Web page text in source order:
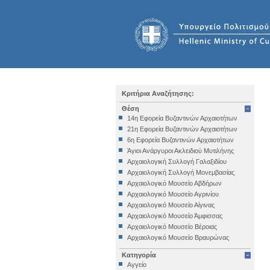
Κριτήρια Αναζήτησης:
Θέση
14η Εφορεία Βυζαντινών Αρχαιοτήτων
21η Εφορεία Βυζαντινών Αρχαιοτήτων
6η Εφορεία Βυζαντινών Αρχαιοτήτων
Άγιοι Ανάργυροι Ακλειδιού Μυτιλήνης
Αρχαιολογική Συλλογή Γαλαξιδίου
Αρχαιολογική Συλλογή Μονεμβασίας
Αρχαιολογικό Μουσείο Αβδήρων
Αρχαιολογικό Μουσείο Αγρινίου
Αρχαιολογικό Μουσείο Αίγινας
Αρχαιολογικό Μουσείο Άμφισσας
Αρχαιολογικό Μουσείο Βέροιας
Αρχαιολογικό Μουσείο Βραυρώνας
Αρχαιολογικό Μουσείο Δελφών
Αρχαιολογικό Μουσείο Ηγουμενίτσας
Κατηγορία
Αγγείο